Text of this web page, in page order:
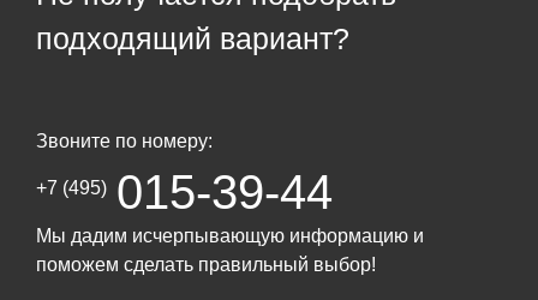
подходящий вариант?
Звоните по номеру:
+7 (495) 015-39-44
Мы дадим исчерпывающую информацию и
поможем сделать правильный выбор!